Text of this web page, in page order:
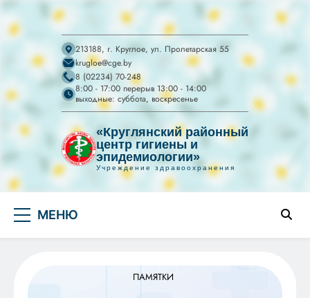
213188, г. Круглое, ул. Пролетарская 55
krugloe@cge.by
8 (02234) 70-248
8:00 - 17:00 перерыв 13:00 - 14:00
выходные: суббота, воскресенье
«Круглянский районный
центр гигиены и
эпидемиологии»
Учреждение здравоохранения
УЗ "Круглянский
райЦГЭ"
УЗ "Круглянский районный центр гигиены и
МЕНЮ
ПАМЯТКИ